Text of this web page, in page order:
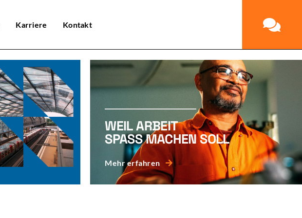
Karriere Kontakt
WEIL ARBEIT
SPASS MACHEN SOLL
Mehr erfahren